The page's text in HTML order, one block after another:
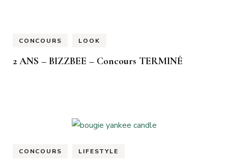
CONCOURS LOOK
2 ANS – BIZZBEE – Concours TERMINÉ
CONCOURS LIFESTYLE